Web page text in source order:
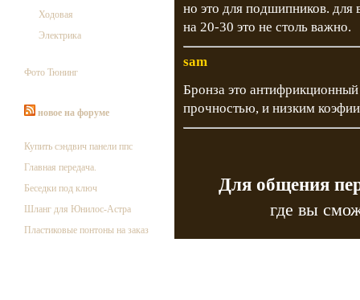
Ходовая
Электрика
Фото Тюнинг
новое на форуме
Купить сэндвич панели ппс
Главная передача.
Беседки под ключ
Шланг для Юнилос-Астра
Пластиковые понтоны на заказ
но это для подшипников. для
на 20-30 это не столь важно.
sam
Бронза это
прочностью, и низким
Для общения
где вы